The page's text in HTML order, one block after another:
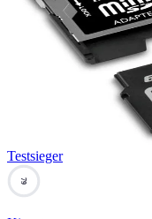
Testsieger
79